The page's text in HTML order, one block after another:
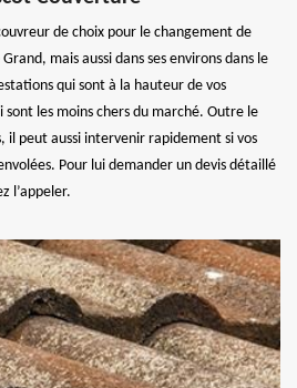
de choix pour le changement de
mais aussi dans ses environs dans le
qui sont à la hauteur de vos
les moins chers du marché. Outre le
il peut aussi intervenir rapidement si vos
Pour lui demander un devis détaillé
l’appeler.